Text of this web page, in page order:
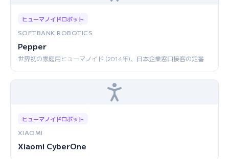
ヒューマノイドロボット
SOFTBANK ROBOTICS
Pepper
世界初の家庭用ヒューマノイド (2014年)、日本企業窓口接客の定番
ヒューマノイドロボット
XIAOMI
Xiaomi CyberOne